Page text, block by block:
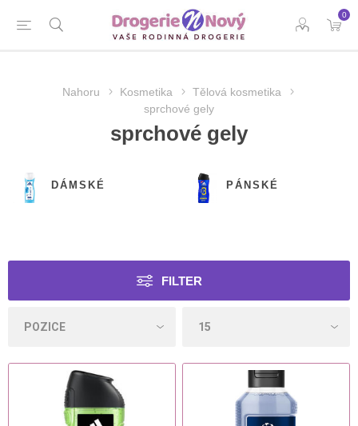
0
Nahoru Kosmetika
Tělová kosmetika
sprchové gely
sprchové gely
DÁMSKÉ PÁNSKÉ
FILTER